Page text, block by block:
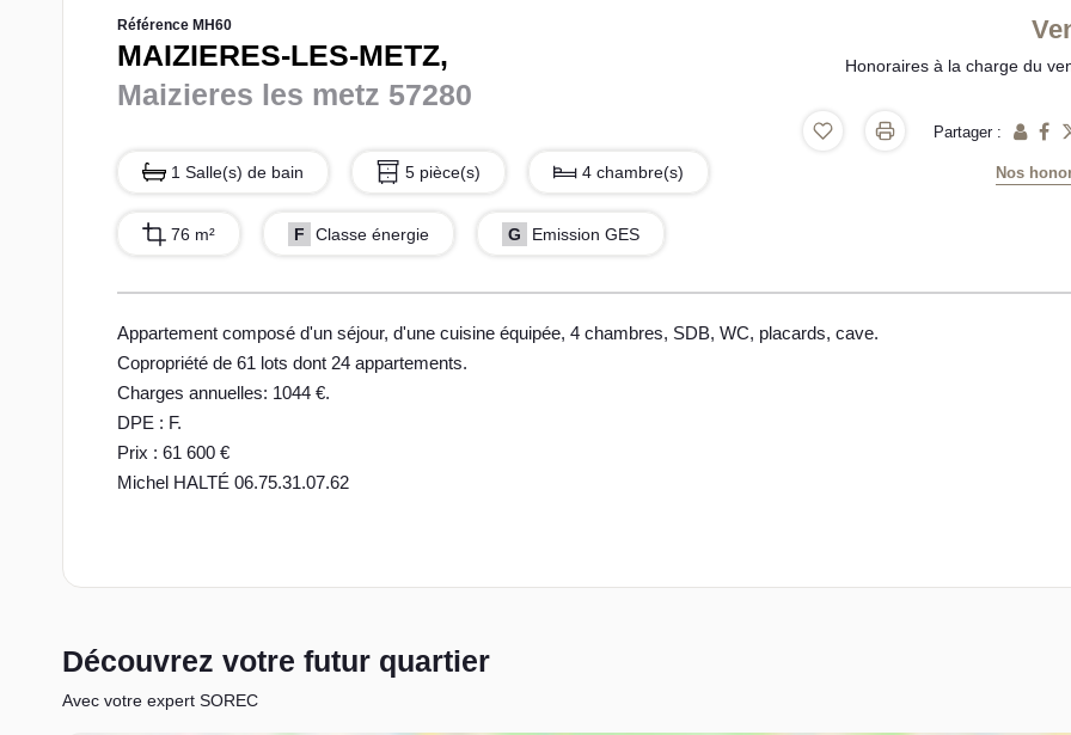
Référence MH60
MAIZIERES-LES-METZ,
Maizieres les metz 57280
1 Salle(s) de bain 5 pièce(s) 4 chambre(s)
76 m² F Classe énergie G Emission GES
Honoraires à la charge du
Partager :
Nos
Appartement composé d'un séjour, d'une cuisine équipée, 4 chambres, SDB, WC, placards, cave.
Copropriété de 61 lots dont 24 appartements.
Charges annuelles: 1044 €.
DPE : F.
Prix : 61 600 €
Michel HALTÉ 06.75.31.07.62
Découvrez votre futur quartier
Avec votre expert SOREC